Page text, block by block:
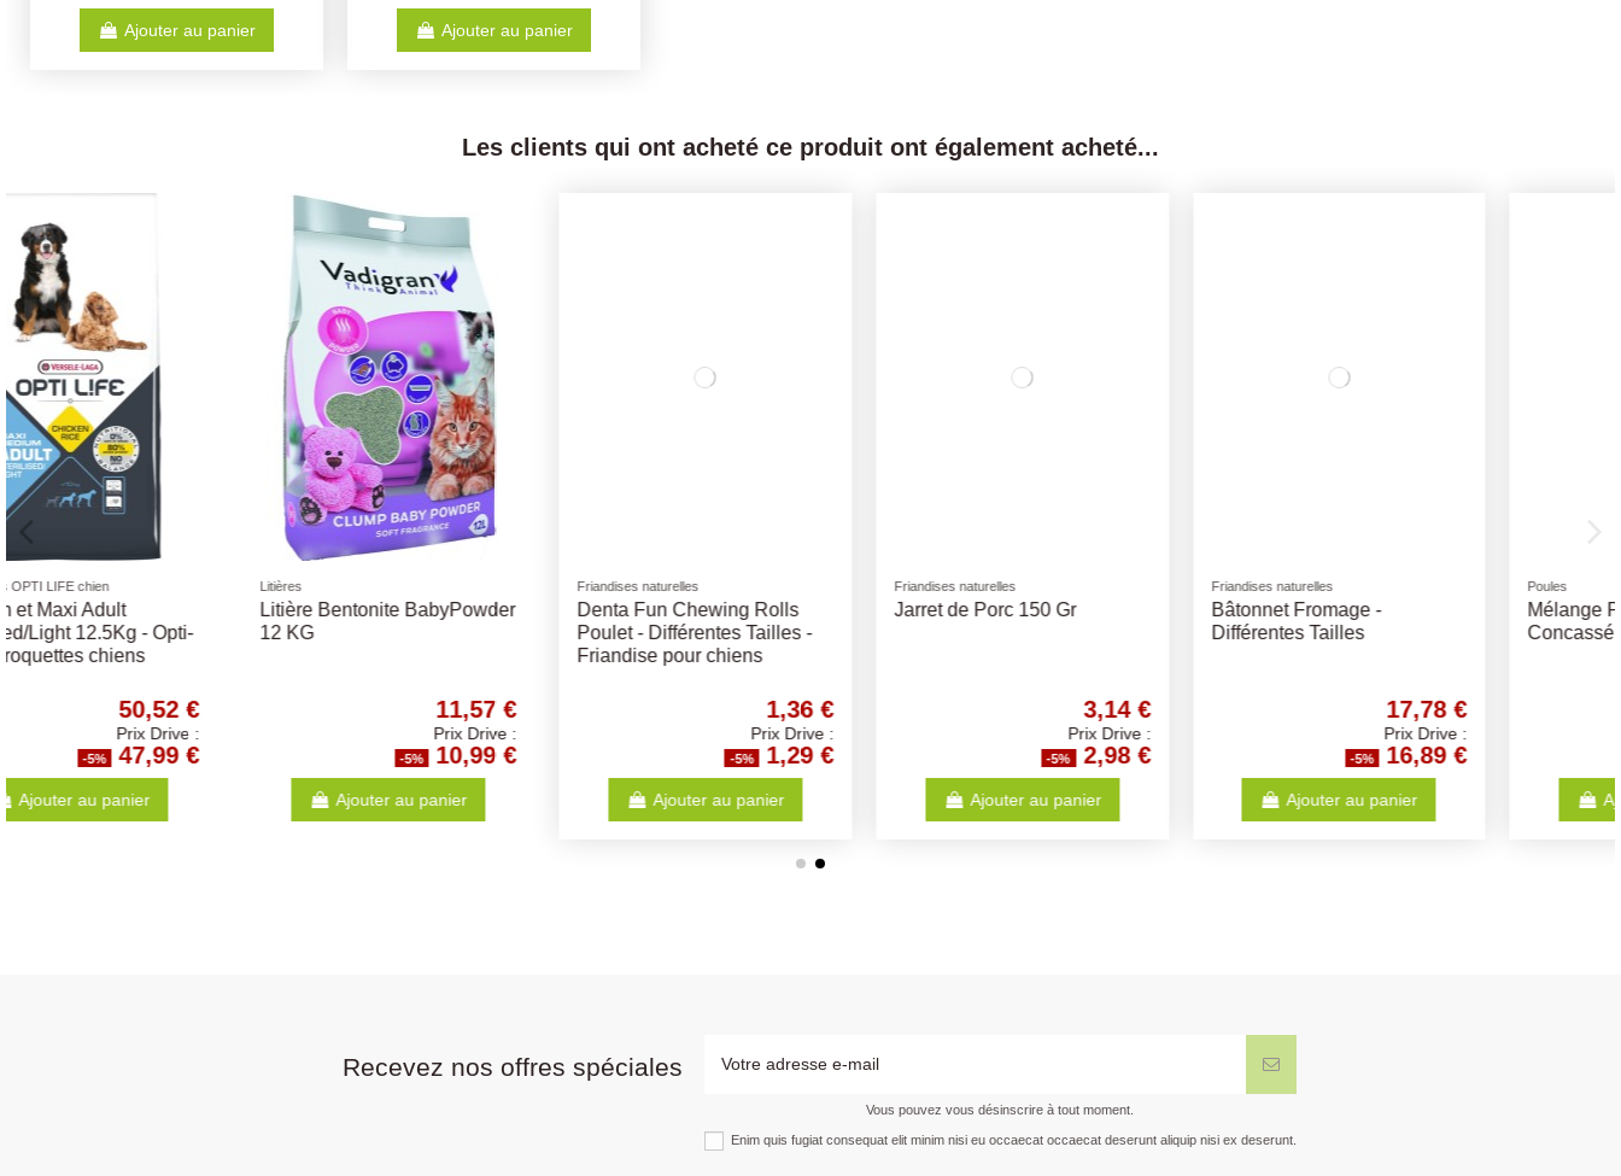
Ajouter au panier Ajouter au panier
Les clients qui ont acheté ce produit ont également acheté...
Friandises naturelles
Denta Fun Chewing Rolls
Poulet - Différentes Tailles -
Friandise pour chiens
Ajouter au panier
Jarret de Porc 150 Gr
Ajouter au panier
Friandises naturelles
Bâtonnet Fromage -
Différentes Tailles
-5%
Ajouter au panier
Poules
Mélange Poules Pondeuse
-5%
Ajouter au panier
Friandises naturelles
Candy Duo Bones 500Gr -
Différents Goûts - Vadigran -
Ajouter au panier
Recevez nos offres spéciales
Vous pouvez vous désinscrire à tout moment.
Enim quis fugiat consequat elit minim nisi eu occaecat occaecat deserunt aliquip nisi ex deserunt.